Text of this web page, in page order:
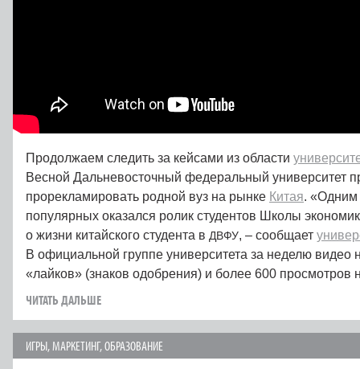
Продолжаем следить за кейсами из области
Весной Дальневосточный федеральный университет
прорекламировать родной вуз на рынке Китая. «Одним
популярных оказался ролик студентов Школы
о жизни китайского студента в ДВФУ, – сообщает
В официальной группе университета за неделю
«лайков» (знаков одобрения) и более 600
ЧИТАТЬ ДАЛЬШЕ
ИГРЫ,МАРКЕТИНГ,ОБРАЗОВАНИЕ